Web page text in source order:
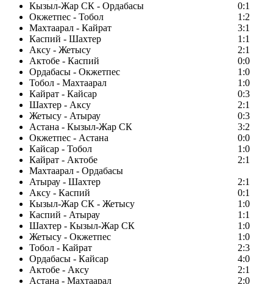
Кызыл-Жар СК - Ордабасы
0:1
Окжетпес - Тобол
1:2
Махтаарал - Кайрат
3:1
Каспий - Шахтер
1:1
Аксу - Жетысу
2:1
Актобе - Каспий
0:0
Ордабасы - Окжетпес
1:0
Тобол - Махтаарал
1:0
Кайрат - Кайсар
0:3
Шахтер - Аксу
2:1
Жетысу - Атырау
0:3
Астана - Кызыл-Жар СК
3:2
Окжетпес - Астана
0:0
Кайсар - Тобол
1:0
Кайрат - Актобе
2:1
Махтаарал - Ордабасы
Атырау - Шахтер
2:1
Аксу - Каспий
0:1
Кызыл-Жар СК - Жетысу
1:0
Каспий - Атырау
1:1
Шахтер - Кызыл-Жар СК
1:0
Жетысу - Окжетпес
1:0
Тобол - Кайрат
2:3
Ордабасы - Кайсар
4:0
Актобе - Аксу
2:1
Астана - Махтаарал
2:0